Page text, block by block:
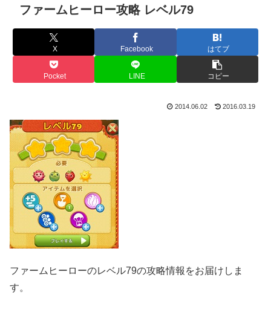
ファームヒーロー攻略 レベル79
X Facebook はてブ
Pocket LINE コピー
2014.06.02 2016.03.19
ファームヒーローのレベル79の攻略情報をお届けしま
す。